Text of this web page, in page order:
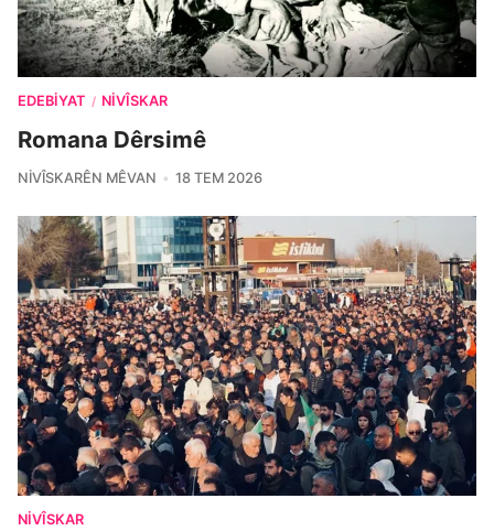
EDEBIYAT / NIVÎSKAR
Romana Dêrsimê
NIVÎSKARÊN MÊVAN 18 TEM 2026
NIVÎSKAR